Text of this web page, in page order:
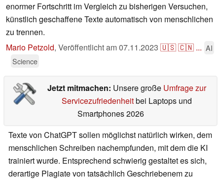
enormer Fortschritt im Vergleich zu bisherigen Versuchen,
künstlich geschaffene Texte automatisch von menschlichen
zu trennen.
Mario Petzold, Veröffentlicht am07.11.2023 🇺🇸🇨🇳 ... AI
Science
Jetzt mitmachen: Unsere große Umfrage zur
Servicezufriedenheitbei Laptops und
Smartphones 2026
Texte von ChatGPT sollen möglichst natürlich wirken, dem
menschlichen Schreiben nachempfunden, mit dem die KI
trainiert wurde. Entsprechend schwierig gestaltet es sich,
derartige Plagiate von tatsächlich Geschriebenem zu